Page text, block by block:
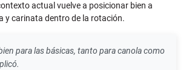
actual vuelve a posicionar bien a
y carinata dentro de la rotación.
para las básicas, tanto para canola como